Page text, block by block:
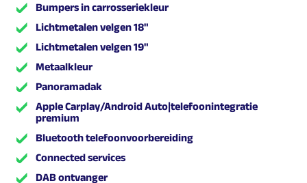
Bumpers in carrosseriekleur
Lichtmetalen velgen 18"
Lichtmetalen velgen 19"
Metaalkleur
Panoramadak
Apple Carplay/Android Auto|telefoonintegratie
premium
Bluetooth telefoonvoorbereiding
Connected services
DAB ontvanger